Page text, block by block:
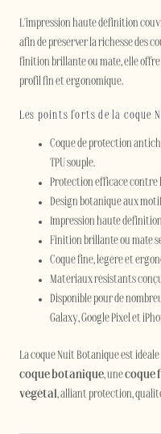
L'impression haute définition
afin de préserver la richesse des
finition brillante ou mate, elle
profil fin et ergonomique.
Les points forts de la coque
Coque de protection
TPU souple.
Protection efficace contre
Design botanique aux
Impression haute
Finition brillante ou mate
Coque fine, légère et
Matériaux résistants
Disponible pour de
Galaxy, Google Pixel et
La coque Nuit Botanique est
coque botanique, unecoque
végétal, alliant protection,